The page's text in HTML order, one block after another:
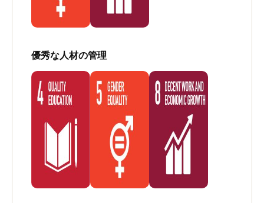
優秀な人材の管理